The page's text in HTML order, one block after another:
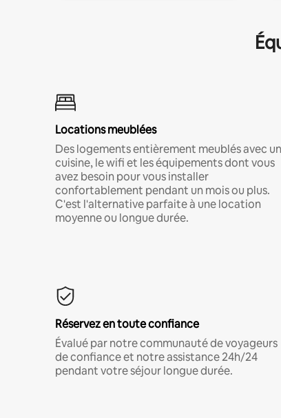
Locations meublées
Des logements entièrement meublés avec
cuisine, le wifi et les équipements dont vous
avez besoin pour vous installer
confortablement pendant un mois ou plus.
C'est l'alternative parfaite à une location
moyenne ou longue durée.
Réservez en toute confiance
Évalué par notre communauté de voyageurs
de confiance et notre assistance 24h/24
pendant votre séjour longue durée.